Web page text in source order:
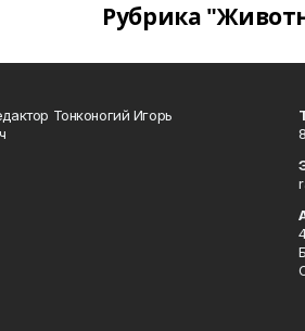
Рубрика
Тонконогий Игорь